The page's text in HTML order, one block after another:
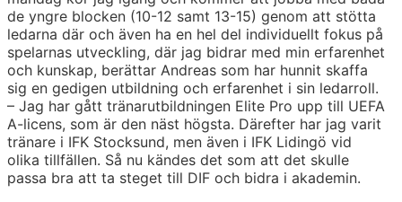
de yngre blocken (10-12 samt 13-15) genom att stötta
ledarna där och även ha en hel del individuellt fokus på
spelarnas utveckling, där jag bidrar med min erfarenhet
och kunskap, berättar Andreas som har hunnit skaffa
sig en gedigen utbildning och erfarenhet i sin ledarroll.
– Jag har gått tränarutbildningen Elite Pro upp till UEFA
A-licens, som är den näst högsta. Därefter har jag varit
tränare i IFK Stocksund, men även i IFK Lidingö vid
olika tillfällen. Så nu kändes det som att det skulle
passa bra att ta steget till DIF och bidra i akademin.